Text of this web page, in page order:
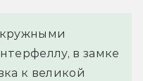
в замке
к великой